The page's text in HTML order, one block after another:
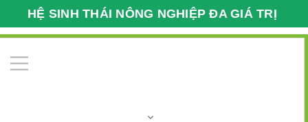
HỆ SINH THÁI NÔNG NGHIỆP ĐA GIÁ TRỊ
VFARMECO